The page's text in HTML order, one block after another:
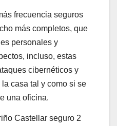
frecuencia seguros
más completos, que
personales y
incluso, estas
cibernéticos y
casa tal y como si se
una oficina.